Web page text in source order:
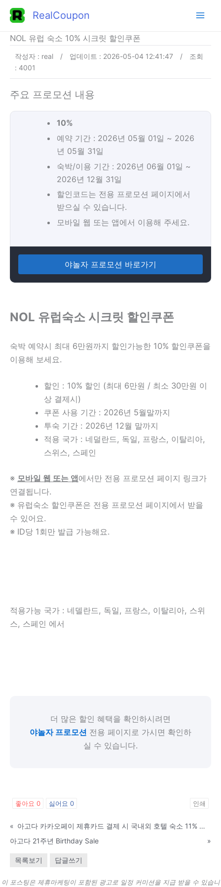
RealCoupon
NOL 유럽 숙소 10% 시크릿 할인쿠폰
작성자 : real / 업데이트 : 2026-05-04 12:41:47 /
조회
: 4001
주요 프로모션 내용
10%
예약 기간 : 2026년 05월 01일 ~ 2026
년 05월 31일
숙박/이용 기간 : 2026년 06월 01일 ~
2026년 12월 31일
할인코드는 전용 프로모션 페이지에서
받으실 수 있습니다.
모바일 웹 또는 앱에서 이용해 주세요.
야놀자 프로모션 바로가기
NOL 유럽숙소 시크릿 할인쿠폰
숙박 예약시 최대 6만원까지 할인가능한 10% 할인쿠폰을
이용해 보세요.
할인 : 10% 할인 (최대 6만원 / 최소 30만원 이
상 결제시)
쿠폰 사용 기간 : 2026년 5월말까지
투숙 기간 : 2026년 12월 말까지
적용 국가 : 네덜란드, 독일, 프랑스, 이탈리아,
스위스, 스페인
※ 모바일 웹 또는 앱에서만 전용 프로모션 페이지 링크가
연결됩니다.
※ 유럽숙소 할인쿠폰은 전용 프로모션 페이지에서 받을
수 있어요.
※ ID당 1회만 발급 가능해요.
적용가능 국가 : 네델란드, 독일, 프랑스, 이탈리아, 스위
스, 스페인 에서
더 많은 할인 혜택을 확인하시려면
야놀자 프로모션 전용 페이지로 가시면 확인하
실 수 있습니다.
좋아요 0 싫어요 0 인쇄
«
아고다 카카오페이 제휴카드 결제 시 국내외 호텔 숙소 11% 추가 할인
아고다 21주년 Birthday Sale
»
목록보기 답글쓰기
이 포스팅은 제휴마케팅이 포함된 광고로 일정 커미션을 지급 받을 수 있습니